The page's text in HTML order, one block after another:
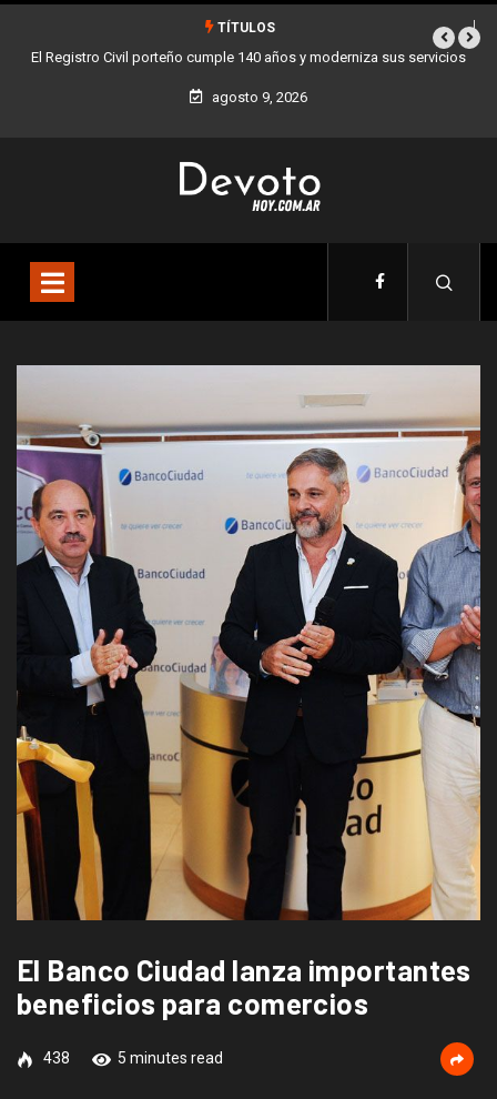
TÍTULOS
Buenos Aires sumó 12 nuevos Bares Notables y ya son 90 en toda
la Ciudad
agosto 9, 2026
El Banco Ciudad lanza importantes
beneficios para comercios
438 5 minutes read